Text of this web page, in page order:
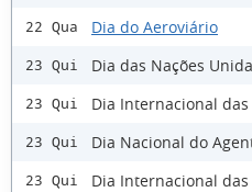
22 Qua Dia do Aeroviário
23 Qui Dia das Nações
23 Qui Dia Internacional das
23 Qui Dia Nacional do
23 Qui Dia Internacional